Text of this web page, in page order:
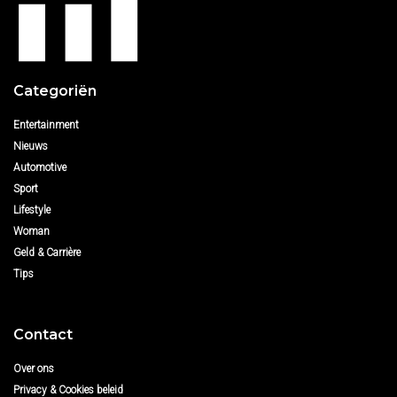
Categoriën
Entertainment
Nieuws
Automotive
Sport
Lifestyle
Woman
Geld & Carrière
Tips
Contact
Over ons
Privacy & Cookies beleid